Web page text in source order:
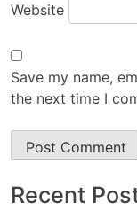
Website
Save my name,
the next time I
Recent